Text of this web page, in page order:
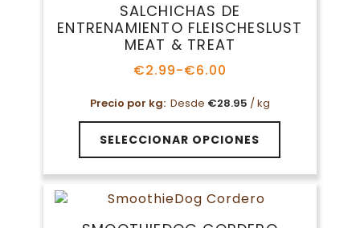
opciones
se
pueden
la
página
producto
SALCHICHAS DE
ENTRENAMIENTO FLEISCHESLUST
MEAT & TREAT
€2.99-€6.00
Rango
precios:
desde
€2.99
hasta
Precio por kg: Desde €28.95 / kg
SELECCIONAR OPCIONES
Este
producto
tiene
múltiples
variantes.